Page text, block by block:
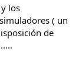
los
( un
de